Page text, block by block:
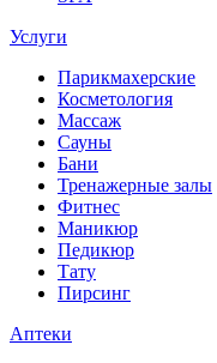
Услуги
Парикмахерские
Косметология
Массаж
Сауны
Бани
Тренажерные залы
Фитнес
Маникюр
Педикюр
Тату
Пирсинг
Аптеки